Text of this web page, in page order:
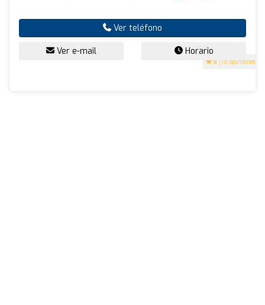
5 (18 opiniones)
Ver teléfono
Ver e-mail Horario